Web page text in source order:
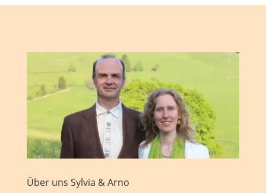
Über uns Sylvia & Arno